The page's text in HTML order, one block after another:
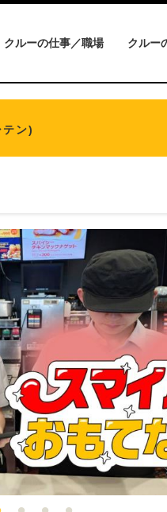
クルーの仕事／職場 クルー
ン)